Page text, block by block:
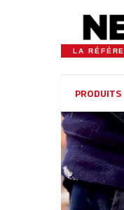
LA
PRODUITS